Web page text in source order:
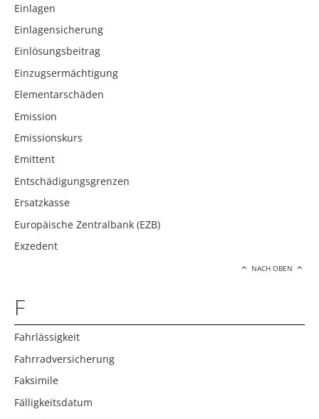
Einlagen
Einlagensicherung
Einlösungsbeitrag
Einzugsermächtigung
Elementarschäden
Emission
Emissionskurs
Emittent
Entschädigungsgrenzen
Ersatzkasse
Europäische Zentralbank (EZB)
Exzedent
NACH OBEN
F
Fahrlässigkeit
Fahrradversicherung
Faksimile
Fälligkeitsdatum